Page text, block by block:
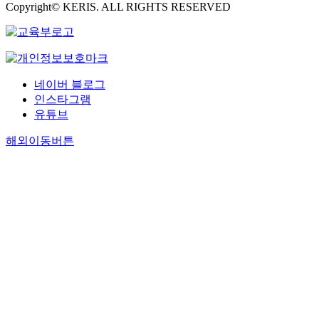
Copyright© KERIS. ALL RIGHTS RESERVED
네이버 블로그
인스타그램
유튜브
해외이동버튼